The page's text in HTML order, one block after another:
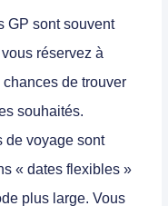
GP sont souvent
réservez à
chances de trouver
souhaités.
de voyage sont
« dates flexibles »
plus large. Vous